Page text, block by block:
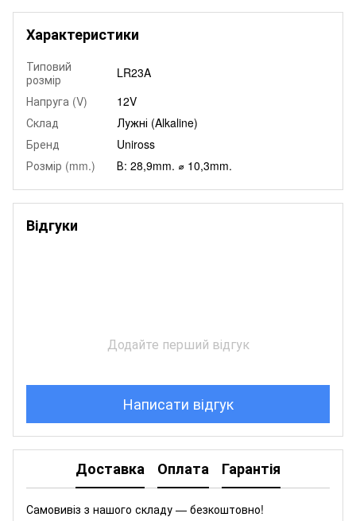
Характеристики
Типовий
розмір
LR23A
Напруга (V)
12V
Склад
Лужні (Alkaline)
Бренд
Uniross
Розмір (mm.)
В: 28,9mm. ⌀ 10,3mm.
Відгуки
Додайте перший відгук
Написати відгук
Доставка Оплата Гарантія
Самовивіз з нашого складу — безкоштовно!